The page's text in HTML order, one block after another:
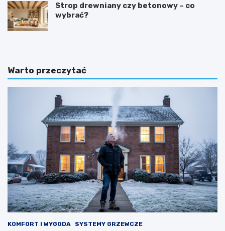
Strop drewniany czy betonowy – co
wybrać?
Warto przeczytać
KOMFORT I WYGODA SYSTEMY GRZEWCZE